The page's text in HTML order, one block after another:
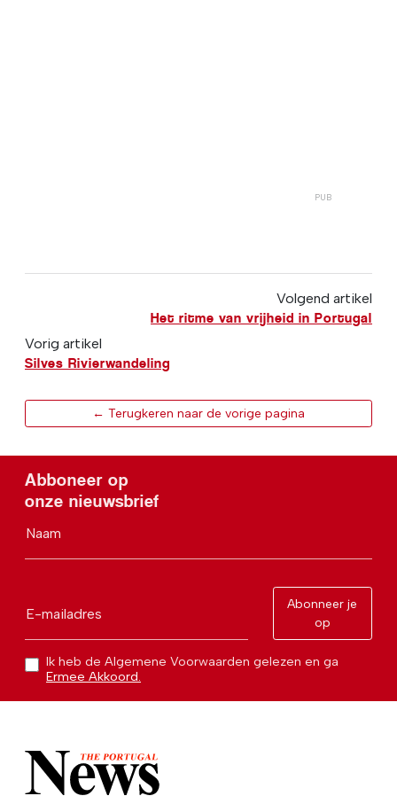
← Terugkeren naar de vorige pagina
Abboneer op
onze nieuwsbrief
Naam
E-mailadres
Ik heb de Algemene Voorwaarden gelezen en ga
Reaching over 400,000 people a week with news about
Portugal, written in English, Dutch, German, French,
Swedish, Spanish, Italian, Russian, Romanian, Turkish and